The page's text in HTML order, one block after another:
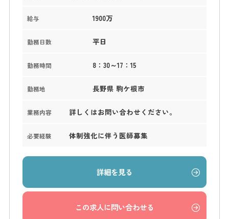
給与 1900万
勤務日数 平日
勤務時間 8：30～17：15
勤務地 長野県 駒ケ根市
業務内容 詳しくはお問い合わせください。
必要経験 体制強化に伴う医師募集
詳細を見る
この求人に問い合わせる